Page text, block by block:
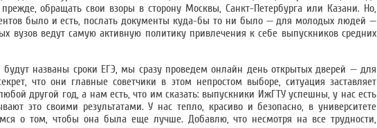
обращать свои взоры в сторону Москвы, Санкт-Петербурга или Казани. Но,
было и есть, послать документы куда-бы то ни было — для молодых людей —
ведут самую активную политику привлечения к себе выпускников средних
названы сроки ЕГЭ, мы сразу проведем онлайн день открытых дверей — для
что они главные советчики в этом непростом выборе, ситуация заставляет
другой год, а нам есть, что им сказать: выпускники ИжГТУ успешны, у нас есть
это своими результатами. У нас тепло, красиво и безопасно, в университете
о том, чтобы она была еще лучше. Добавлю, что несмотря на все трудности,